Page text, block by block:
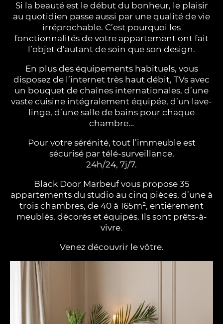
Si la beauté est le début du bonheur, le plaisir
au quotidien passe aussi par une qualité de vie
irréprochable. C’est pourquoi les
fonctionnalités de votre appartement ont fait
l’objet d’autant de soin que son design.
En plus des équipements habituels, vous
disposez de l’internet très haut débit, TVs avec
un bouquet de chaînes internationales, d’une
vaste cuisine intégralement équipée, d’un lave-
linge, d’une salle de bains pour chaque
chambre…
Pour votre sérénité, tout l’immeuble est
sécurisé par télé-surveillance,
24h/24, 7j/7.
Black Door Marbeuf vous propose 35
appartements du studio au cinq pièces, d’une à
trois chambres, de 40 à 165m², entièrement
meublés, décorés et équipés. Ils sont prêts-à-
vivre.
Venez découvrir le vôtre.